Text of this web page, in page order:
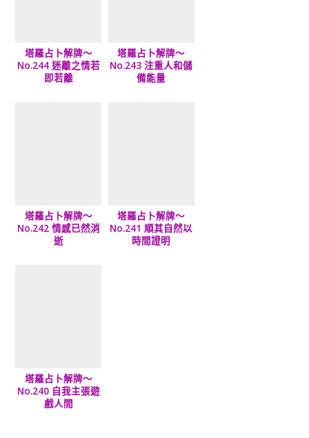
塔羅占卜解牌～
No.244 迷離之情若
即若離
塔羅占卜解牌～
No.243 注重人和儲
備能量
塔羅占卜解牌～
No.242 情感已然消
逝
塔羅占卜解牌～
No.241 順其自然以
時間證明
塔羅占卜解牌～
No.240 自我主張遊
戲人間